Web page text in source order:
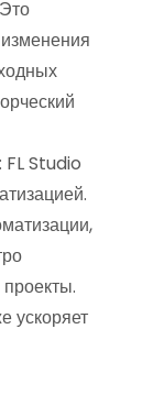
Studio
ускоряет